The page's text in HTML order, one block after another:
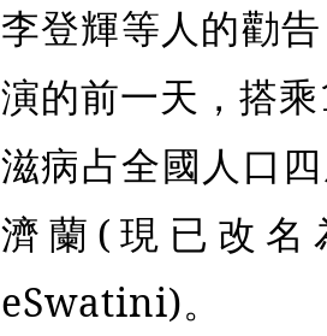
李登輝等人的勸
演的前一天，搭
滋病占全國人口
濟蘭(現已改名
eSwatini)。